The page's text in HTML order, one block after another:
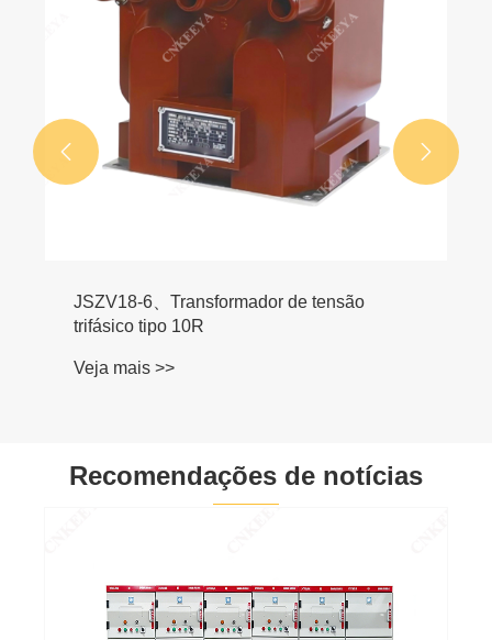
JSZV18-6、Transformador de tensão
trifásico tipo 10R
Veja mais >>
 
Recomendações de notícias